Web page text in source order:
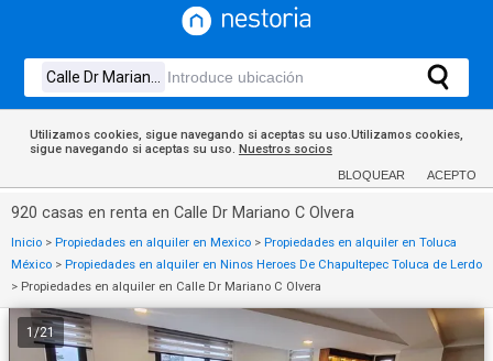
Utilizamos cookies, sigue navegando si aceptas su uso.Utilizamos cookies,
sigue navegando si aceptas su uso. Nuestros socios
BLOQUEAR ACEPTO
920 casas en renta en Calle Dr Mariano C Olvera
Inicio > Propiedades en alquiler en Mexico > Propiedades en alquiler en Toluca
México > Propiedades en alquiler en Ninos Heroes De Chapultepec Toluca de Lerdo
> Propiedades en alquiler en Calle Dr Mariano C Olvera
1 /21